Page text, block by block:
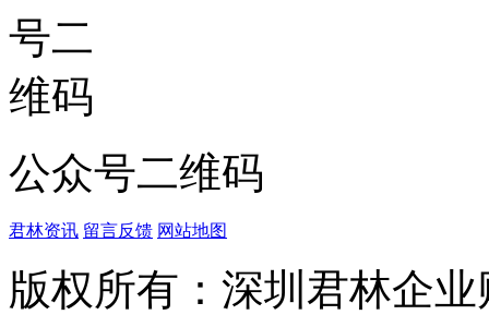
公众号二维码
君林资讯 留言反馈 网站地图
版权所有：深圳君林企